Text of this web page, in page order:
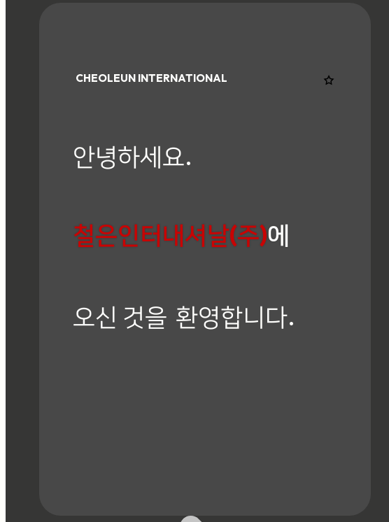
CHEOLEUN INTERNATIONAL
안녕하세요.
철은인터내셔날(주)에
오신 것을 환영합니다.